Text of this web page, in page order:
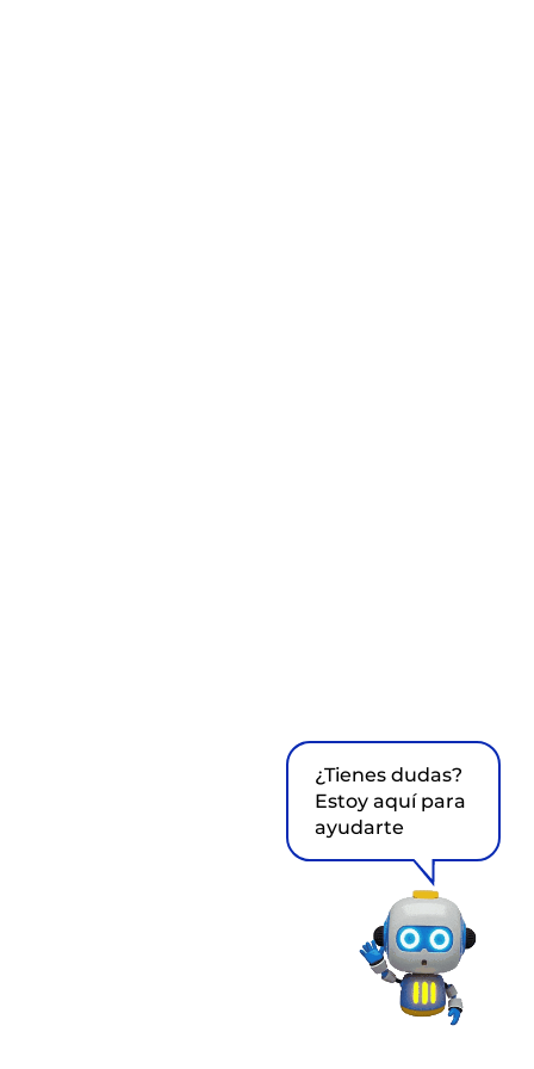
¿Tienes dudas?
Estoy aquí para
ayudarte